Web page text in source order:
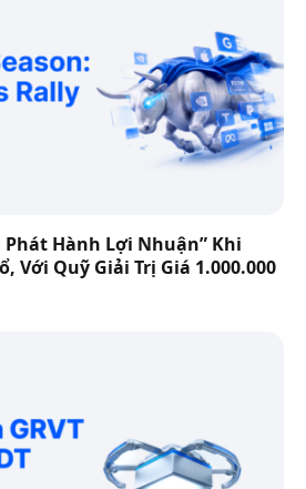
Phát Hành Lợi Nhuận” Khi
Với Quỹ Giải Trị Giá 1.000.000